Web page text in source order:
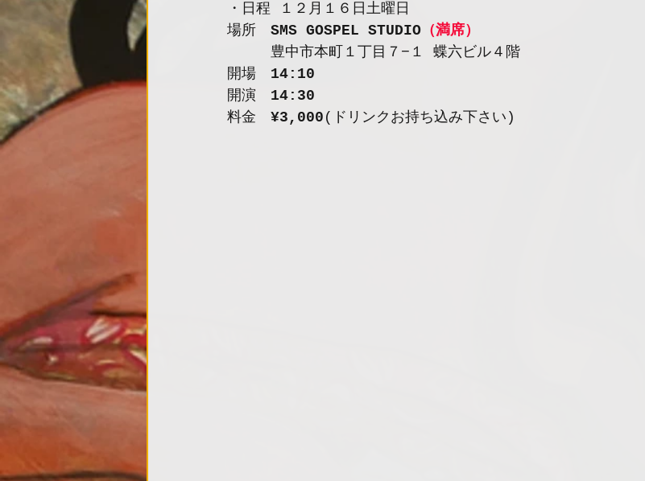
・日程 １２月１６日土曜日
場所 SMS GOSPEL STUDIO （満席）
豊中市本町１丁目７−１ 蝶六ビル４階
開場 14:10
開演 14:30
料金 ¥3,000 (ドリンクお持ち込み下さい)